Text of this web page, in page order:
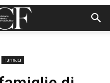
Farmaci